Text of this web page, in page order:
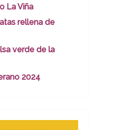
La Viña
rellena de
verde de la
2024